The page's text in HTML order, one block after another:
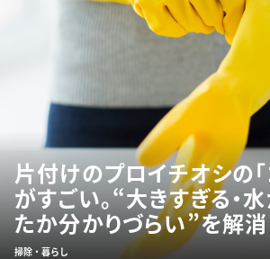
片付けのプロイチオシの「
がすごい。“大きすぎる・
たか分かりづらい”を解消
掃除・暮らし